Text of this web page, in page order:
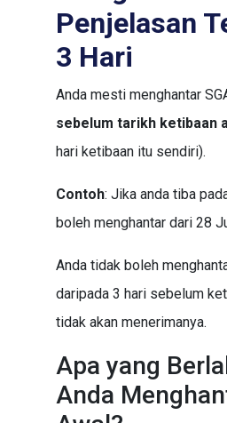
Penjelasan
3 Hari
Anda mesti menghantar
sebelum tarikh ketibaan
hari ketibaan itu sendiri).
Contoh: Jika anda tiba
boleh menghantar dari 28
Anda tidak boleh
daripada 3 hari sebelum
tidak akan menerimanya.
Apa yang
Anda